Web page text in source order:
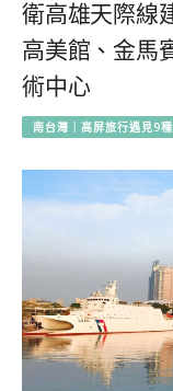
衛高雄天際線
高美館、金馬
術中心
南台灣｜高屏旅行遇見9